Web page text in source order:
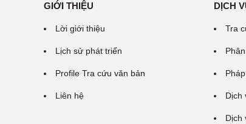
GIỚI THIỆU
Lời giới thiệu
Lịch sử phát triển
Profile Tra cứu văn bản
Liên hệ
DỊCH
Tra
Dịch
Dịch